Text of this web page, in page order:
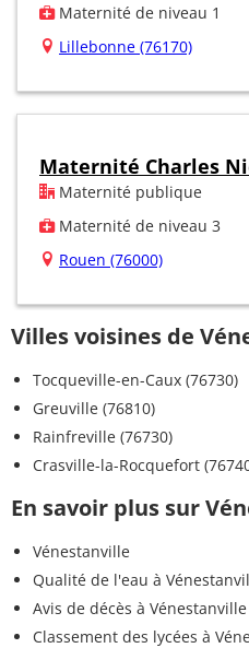
Maternité de niveau 1
Lillebonne (76170)
Maternité Charles
Maternité publique
Maternité de niveau 3
Rouen (76000)
Villes voisines de
Tocqueville-en-Caux (76730)
Greuville (76810)
Rainfreville (76730)
Crasville-la-Rocquefort
En savoir plus sur
Vénestanville
Qualité de l'eau à
Avis de décès à Vénestanville
Classement des lycées à